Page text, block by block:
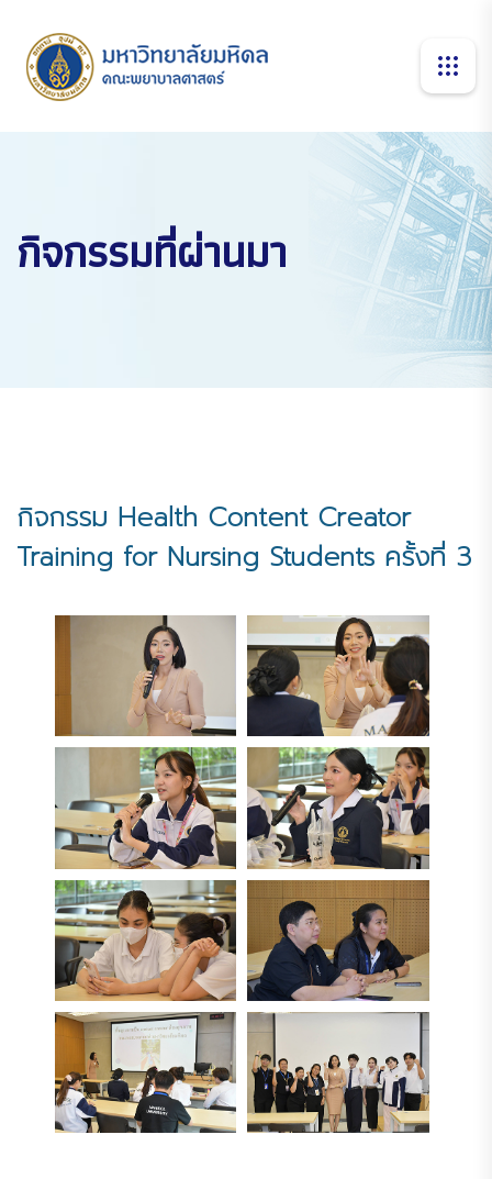
กิจกรรมที่ผ่านมา
กิจกรรม Health Content Creator
Training for Nursing Students ครั้งที่ 3